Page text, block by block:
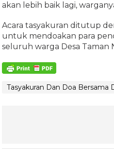
akan lebih baik lagi,
Acara tasyakuran ditutup
untuk mendoakan para
seluruh warga Desa Taman
Tasyakuran Dan Doa Bersama